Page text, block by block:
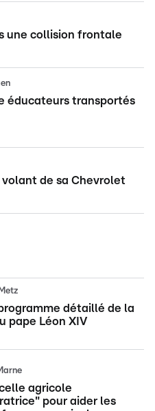
une collision frontale
éducateurs transportés
de sa Chevrolet
détaillé de la
pape Léon XIV
agricole
pour aider les